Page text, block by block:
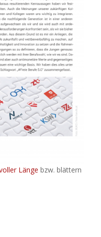
Länge bzw. blättern